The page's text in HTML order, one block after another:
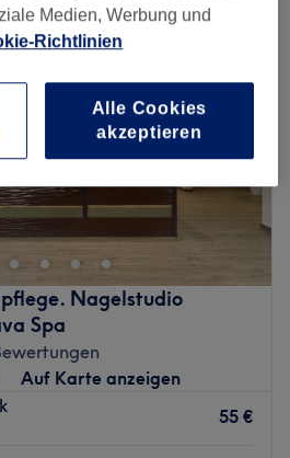
Nagelstudio
Spa
Auf Karte anzeigen
55 €
Medien, Werbung und
Richtlinien
Alle Cookies
akzeptieren